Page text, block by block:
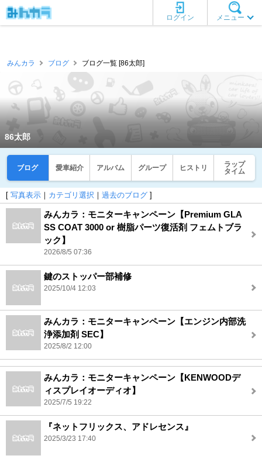
メニュー
ログイン
みんカラ ブログ ブログ一覧 [86太郎]
86太郎
ブログ 愛車紹介 アルバム グループ ヒストリ
ラップ
タイム
[ 写真表示 ｜ カテゴリ選択 ｜ 過去のブログ ]
みんカラ：モニターキャンペーン【Premium GLA
SS COAT 3000 or 樹脂パーツ復活剤 フェムトブラ
ック】
2026/8/5 07:36
鍵のストッパー部補修
2025/10/4 12:03
みんカラ：モニターキャンペーン【エンジン内部洗
浄添加剤 SEC】
2025/8/2 12:00
みんカラ：モニターキャンペーン【KENWOODデ
ィスプレイオーディオ】
2025/7/5 19:22
『ネットフリックス、アドレセンス』
2025/3/23 17:40